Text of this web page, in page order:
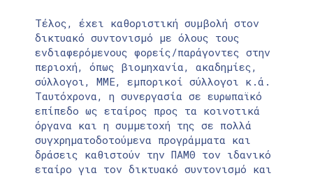
Τέλος, έχει καθοριστική συμβολή στον
δικτυακό συντονισμό με όλους τους
ενδιαφερόμενους φορείς/παράγοντες στην
περιοχή, όπως βιομηχανία, ακαδημίες,
σύλλογοι, ΜΜΕ, εμπορικοί σύλλογοι κ.ά.
Ταυτόχρονα, η συνεργασία σε ευρωπαϊκό
επίπεδο ως εταίρος προς τα κοινοτικά
όργανα και η συμμετοχή της σε πολλά
συγχρηματοδοτούμενα προγράμματα και
δράσεις καθιστούν την ΠΑΜΘ τον ιδανικό
εταίρο για τον δικτυακό συντονισμό και